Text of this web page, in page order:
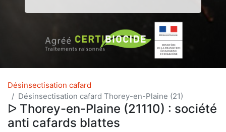
Désinsectisation cafard
Désinsectisation cafard Thorey-en-Plaine (21)
ᐅ Thorey-en-Plaine (21110) : société
anti cafards blattes